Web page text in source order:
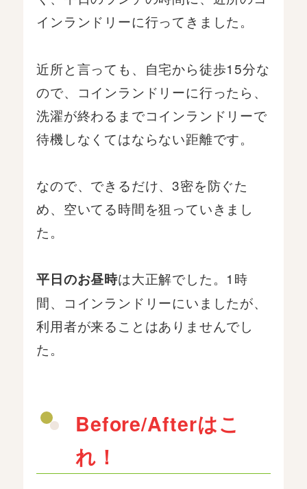
インランドリーに行ってきました。
近所と言っても、自宅から徒歩15分な
ので、コインランドリーに行ったら、
洗濯が終わるまでコインランドリーで
待機しなくてはならない距離です。
なので、できるだけ、3密を防ぐた
め、空いてる時間を狙っていきまし
た。
平日のお昼時は大正解でした。1時
間、コインランドリーにいましたが、
利用者が来ることはありませんでし
た。
Before/Afterはこ
れ！